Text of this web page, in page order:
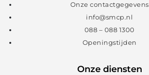
Onze contactgegevens
info@smcp.nl
088 – 088 1300
Openingstijden
Onze diensten